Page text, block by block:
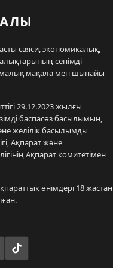
саяси, экономикалық,
сенімді
мақала мен шынайы
29.12.2023 жылғы
баспасөз басылымын,
желілік басылымды
Ақпарат және
Ақпарат комитетімен
өнімдері 18 жастан